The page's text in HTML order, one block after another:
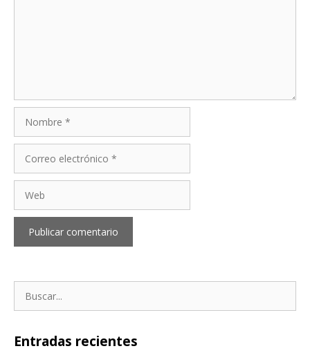
electrónico
Entradas recientes